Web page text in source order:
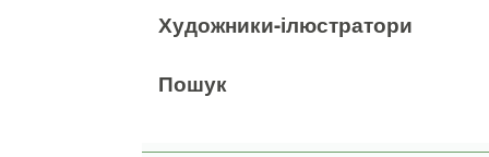
Художники-ілюстратори
Пошук